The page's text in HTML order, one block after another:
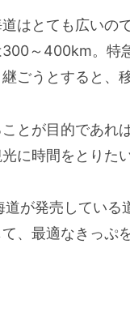
はとても広いの
～400km。特
ごうとすると、
とが目的であれ
に時間をとりた
道が発売してい
、最適なきっぷ